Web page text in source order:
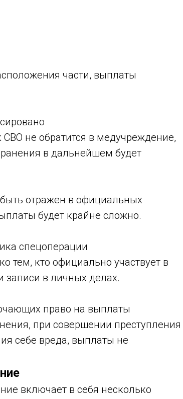
части, выплаты
не обратится в медучреждение,
в дальнейшем будет
отражен в официальных
будет крайне сложно.
спецоперации
тем, кто официально участвует в
записи в личных делах.
право на выплаты
при совершении преступления
себе вреда, выплаты не
включает в себя несколько